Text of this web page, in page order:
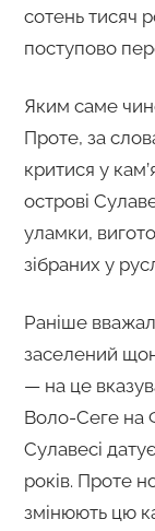
сотень тисяч
поступово
Яким саме
Проте, за
критися у
острові
уламки,
зібраних у
Раніше
заселений
— на це
Воло-Сеге на
Сулавесі
років. Проте
змінюють цю